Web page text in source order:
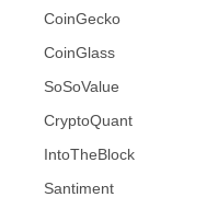
CoinGecko
CoinGlass
SoSoValue
CryptoQuant
IntoTheBlock
Santiment